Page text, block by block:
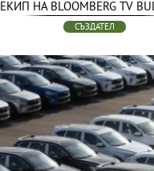
ЕКИП НА BLOOMBERG TV
СЪЗДАТЕЛ